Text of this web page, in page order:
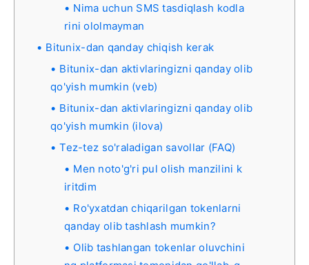
Nima uchun SMS tasdiqlash kodla
rini ololmayman
Bitunix-dan qanday chiqish kerak
Bitunix-dan aktivlaringizni qanday olib
qo'yish mumkin (veb)
Bitunix-dan aktivlaringizni qanday olib
qo'yish mumkin (ilova)
Tez-tez so'raladigan savollar (FAQ)
Men noto'g'ri pul olish manzilini k
iritdim
Ro'yxatdan chiqarilgan tokenlarni
qanday olib tashlash mumkin?
Olib tashlangan tokenlar oluvchini